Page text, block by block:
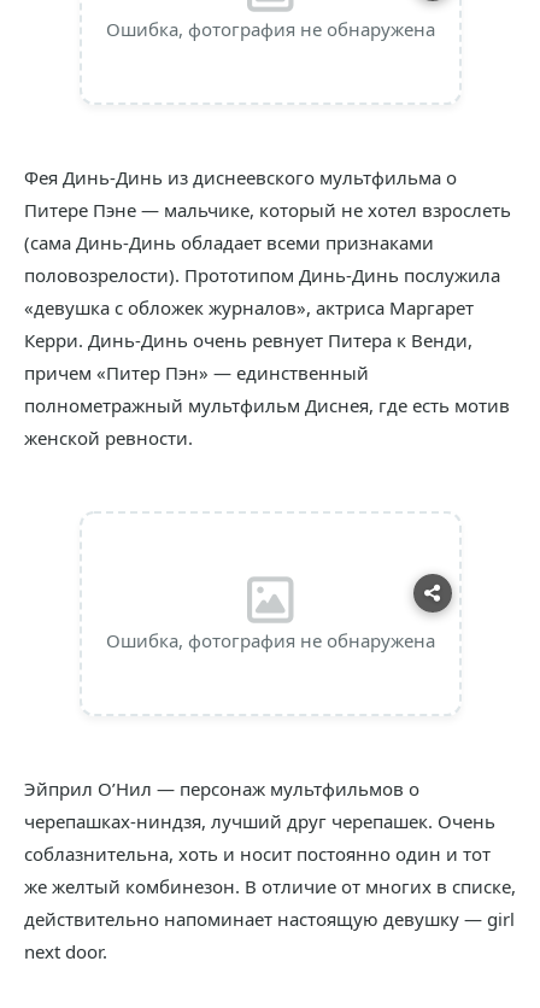
Ошибка, фотография не обнаружена
Фея Динь-Динь из диснеевского мультфильма о
Питере Пэне — мальчике, который не хотел взрослеть
(сама Динь-Динь обладает всеми признаками
половозрелости). Прототипом Динь-Динь послужила
«девушка с обложек журналов», актриса Маргарет
Керри. Динь-Динь очень ревнует Питера к Венди,
причем «Питер Пэн» — единственный
полнометражный мультфильм Диснея, где есть мотив
женской ревности.
Ошибка, фотография не обнаружена
Эйприл О’Нил — персонаж мультфильмов о
черепашках-ниндзя, лучший друг черепашек. Очень
соблазнительна, хоть и носит постоянно один и тот
же желтый комбинезон. В отличие от многих в списке,
действительно напоминает настоящую девушку — girl
next door.